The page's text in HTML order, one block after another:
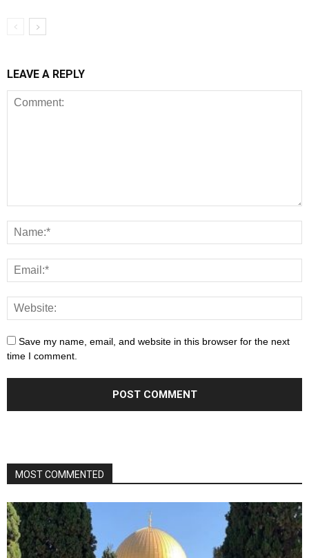
LEAVE A REPLY
Save my name, email, and website in this browser for the next
time I comment.
MOST COMMENTED